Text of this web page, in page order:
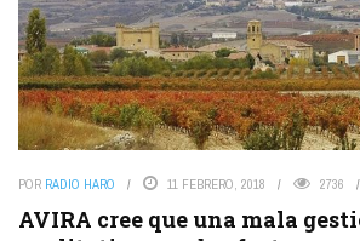
POR RADIO HARO 11 FEBRERO, 2018 2736
AVIRA cree que una mala